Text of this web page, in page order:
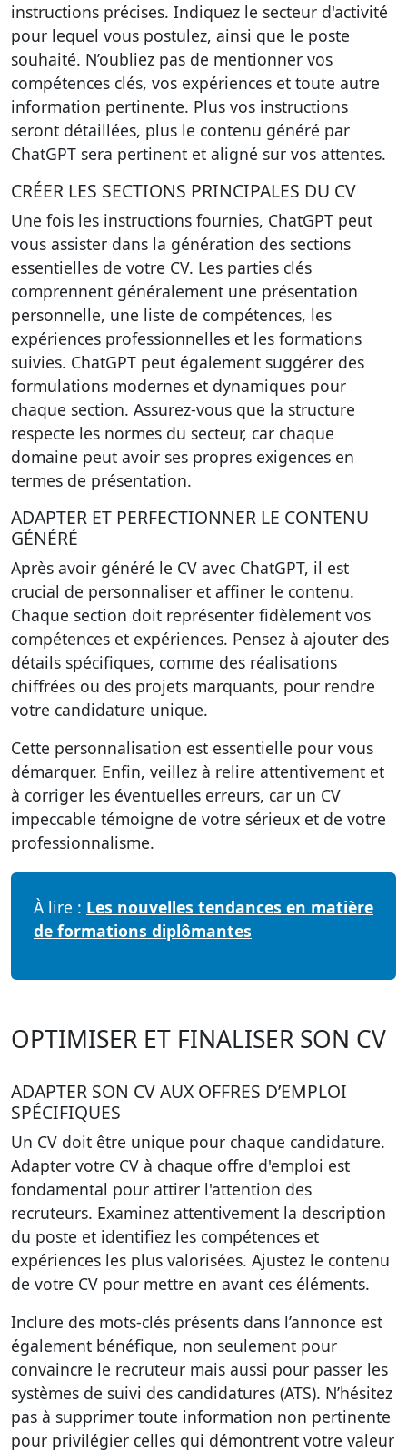
instructions précises. Indiquez le secteur d'activité
pour lequel vous postulez, ainsi que le poste
souhaité. N’oubliez pas de mentionner vos
compétences clés, vos expériences et toute autre
information pertinente. Plus vos instructions
seront détaillées, plus le contenu généré par
ChatGPT sera pertinent et aligné sur vos attentes.
CRÉER LES SECTIONS PRINCIPALES DU CV
Une fois les instructions fournies, ChatGPT peut
vous assister dans la génération des sections
essentielles de votre CV. Les parties clés
comprennent généralement une présentation
personnelle, une liste de compétences, les
expériences professionnelles et les formations
suivies. ChatGPT peut également suggérer des
formulations modernes et dynamiques pour
chaque section. Assurez-vous que la structure
respecte les normes du secteur, car chaque
domaine peut avoir ses propres exigences en
termes de présentation.
ADAPTER ET PERFECTIONNER LE CONTENU
GÉNÉRÉ
Après avoir généré le CV avec ChatGPT, il est
crucial de personnaliser et affiner le contenu.
Chaque section doit représenter fidèlement vos
compétences et expériences. Pensez à ajouter des
détails spécifiques, comme des réalisations
chiffrées ou des projets marquants, pour rendre
votre candidature unique.
Cette personnalisation est essentielle pour vous
démarquer. Enfin, veillez à relire attentivement et
à corriger les éventuelles erreurs, car un CV
impeccable témoigne de votre sérieux et de votre
professionnalisme.
À lire : Les nouvelles tendances en matière
de formations diplômantes
OPTIMISER ET FINALISER SON CV
ADAPTER SON CV AUX OFFRES D’EMPLOI
SPÉCIFIQUES
Un CV doit être unique pour chaque candidature.
Adapter votre CV à chaque offre d'emploi est
fondamental pour attirer l'attention des
recruteurs. Examinez attentivement la description
du poste et identifiez les compétences et
expériences les plus valorisées. Ajustez le contenu
de votre CV pour mettre en avant ces éléments.
Inclure des mots-clés présents dans l’annonce est
également bénéfique, non seulement pour
convaincre le recruteur mais aussi pour passer les
systèmes de suivi des candidatures (ATS). N’hésitez
pas à supprimer toute information non pertinente
pour privilégier celles qui démontrent votre valeur